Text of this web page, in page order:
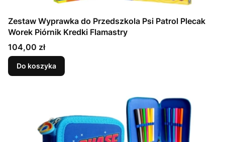
Zestaw Wyprawka do Przedszkola Psi Patrol Plecak
Worek Piórnik Kredki Flamastry
Cena
104,00 zł
Do koszyka